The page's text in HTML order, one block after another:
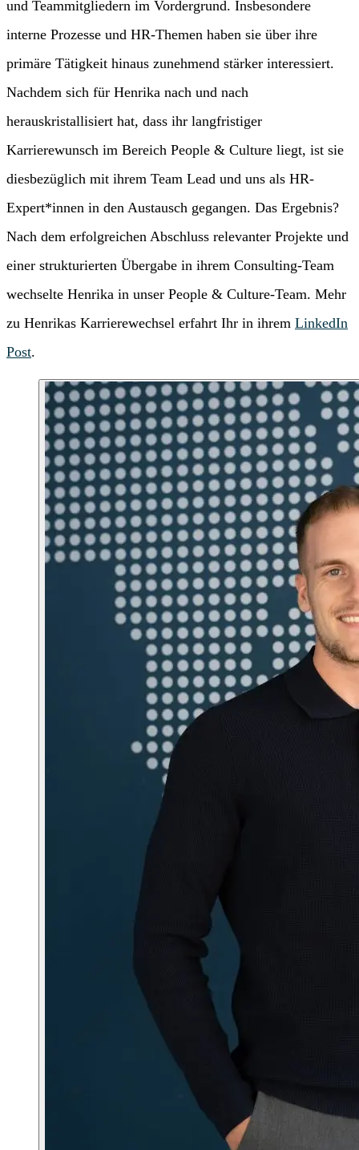
und Teammitgliedern im Vordergrund. Insbesondere
interne Prozesse und HR-Themen haben sie über ihre
primäre Tätigkeit hinaus zunehmend stärker interessiert.
Nachdem sich für Henrika nach und nach
herauskristallisiert hat, dass ihr langfristiger
Karrierewunsch im Bereich People & Culture liegt, ist sie
diesbezüglich mit ihrem Team Lead und uns als HR-
Expert*innen in den Austausch gegangen. Das Ergebnis?
Nach dem erfolgreichen Abschluss relevanter Projekte und
einer strukturierten Übergabe in ihrem Consulting-Team
wechselte Henrika in unser People & Culture-Team. Mehr
zu Henrikas Karrierewechsel erfahrt Ihr in ihrem LinkedIn
Post.